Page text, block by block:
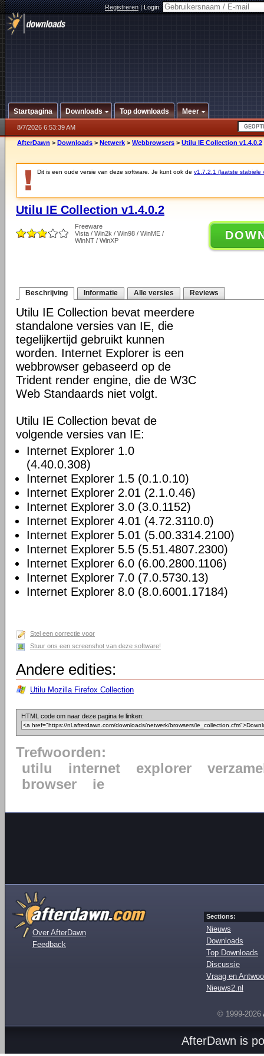
Registreren|Login:
Startpagina Downloads Top downloads Meer
8/7/2026 6:53:39 AM
AfterDawn > Downloads > Netwerk > Webbrowsers > Utilu IE Collection v1.4.0.2
Dit is een oude versie van deze software. Je kunt ook de v1.7.2.1 (laatste stabiele
Utilu IE Collection v1.4.0.2
Freeware
Vista / Win2k / Win98 / WinME /
WinNT / WinXP
Beschrijving Informatie Alle versies Reviews
Utilu IE Collection bevat meerdere
standalone versies van IE, die
tegelijkertijd gebruikt kunnen
worden. Internet Explorer is een
webbrowser gebaseerd op de
Trident render engine, die de W3C
Web Standaards niet volgt.
Utilu IE Collection bevat de
volgende versies van IE:
Internet Explorer 1.0
(4.40.0.308)
Internet Explorer 1.5 (0.1.0.10)
Internet Explorer 2.01 (2.1.0.46)
Internet Explorer 3.0 (3.0.1152)
Internet Explorer 4.01 (4.72.3110.0)
Internet Explorer 5.01 (5.00.3314.2100)
Internet Explorer 5.5 (5.51.4807.2300)
Internet Explorer 6.0 (6.00.2800.1106)
Internet Explorer 7.0 (7.0.5730.13)
Internet Explorer 8.0 (8.0.6001.17184)
Stel een correctie voor
Stuur ons een screenshot van deze software!
Andere edities:
Utilu Mozilla Firefox Collection
HTML code om naar deze pagina te linken:
Trefwoorden:
utilu
internet explorer
browser
ie
Over AfterDawn
Feedback
Sections:
Nieuws
Downloads
Top Downloads
Discussie
Vraag en
Nieuws2.nl
© 1999-2026
AfterDawn is